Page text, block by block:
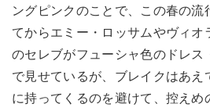
ングピンクのことで、この春の流
てからエミー・ロッサムやヴィオ
のセレブがフューシャ色のドレス
で見せているが、ブレイクはあえ
に持ってくるのを避けて、控えめ